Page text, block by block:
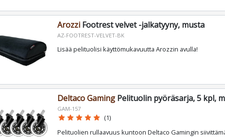
ArozziFootrest velvet -jalkatyyny, musta
AZ-FOOTREST-VELVET-BK
Lisää pelituolisi käyttömukavuutta Arozzin avulla!
Deltaco GamingPelituolin pyöräsarja, 5 kpl,
GAM-157
star star star star star (1)
Pelituolien rullaavuus kuntoon Deltaco Gamingin